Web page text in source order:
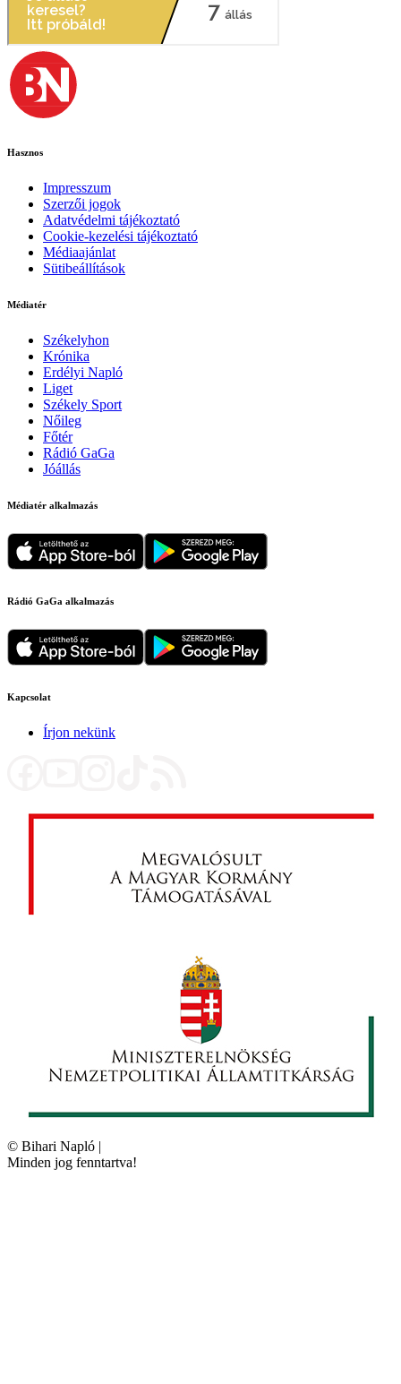
Hasznos
Impresszum
Szerzői jogok
Adatvédelmi tájékoztató
Cookie-kezelési tájékoztató
Médiaajánlat
Sütibeállítások
Médiatér
Székelyhon
Krónika
Erdélyi Napló
Liget
Székely Sport
Nőileg
Főtér
Rádió GaGa
Jóállás
Médiatér alkalmazás
Rádió GaGa alkalmazás
Kapcsolat
Írjon nekünk
© Bihari Napló |
Minden jog fenntartva!